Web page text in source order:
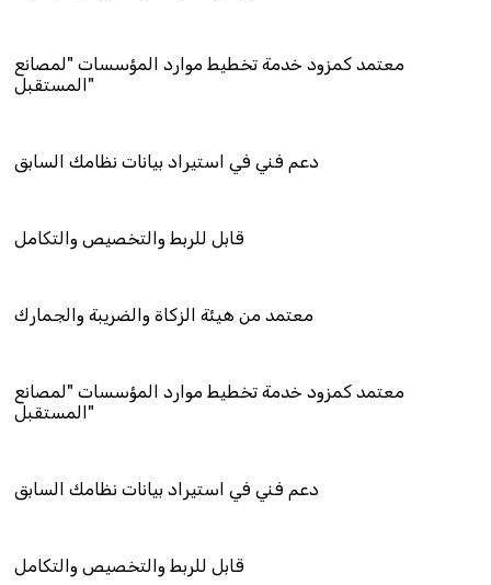
خدمة تخطيط موارد المؤسسات "لمصانع
دعم فني في استيراد بيانات نظامك السابق
قابل للربط والتخصيص والتكامل
معتمد من هيئة الزكاة والضريبة والجمارك
خدمة تخطيط موارد المؤسسات "لمصانع
دعم فني في استيراد بيانات نظامك السابق
قابل للربط والتخصيص والتكامل